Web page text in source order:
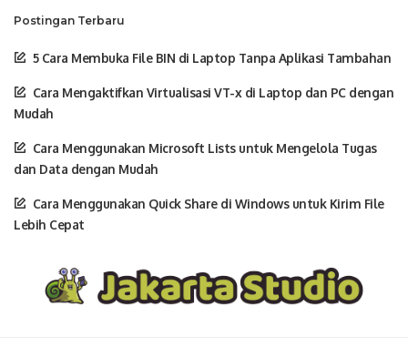
Postingan Terbaru
5 Cara Membuka File BIN di Laptop Tanpa Aplikasi Tambahan
Cara Mengaktifkan Virtualisasi VT-x di Laptop dan PC dengan
Mudah
Cara Menggunakan Microsoft Lists untuk Mengelola Tugas
dan Data dengan Mudah
Cara Menggunakan Quick Share di Windows untuk Kirim File
Lebih Cepat